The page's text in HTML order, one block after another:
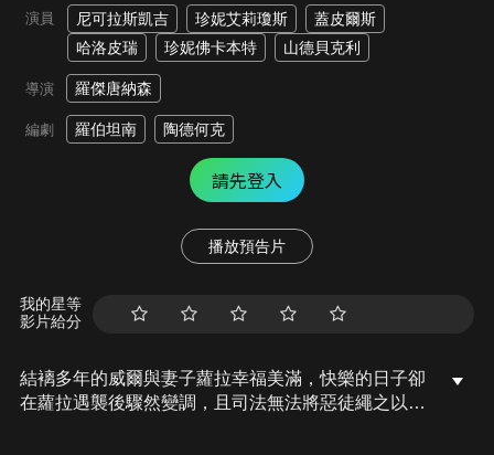
演員 尼可拉斯凱吉 珍妮艾莉瓊斯
蓋皮爾斯
哈洛皮瑞
珍妮佛卡本特 山德貝克利
導演 羅傑唐納森
編劇 羅伯坦南 陶德何克
請先登入
播放預告片
我的星等
影片給分
結褵多年的威爾與妻子蘿拉幸福美滿，快樂的日子卻
在蘿拉遇襲後驟然變調，且司法無法將惡徒繩之以